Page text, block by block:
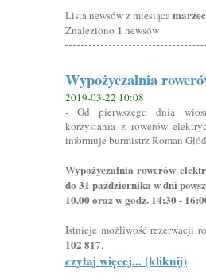
Lista newsów z miesiąca
Znaleziono 1 newsów
Wypożyczalnia
2019-03-22 10:08
- Od pierwszego dnia
korzystania z rowerów
informuje burmistrz Roman
Wypożyczalnia rowerów
do 31 października w dni
10.00 oraz w godz. 14:30 -
Istnieje możliwość rezerwacji
102 817.
czytaj więcej... (kliknij)